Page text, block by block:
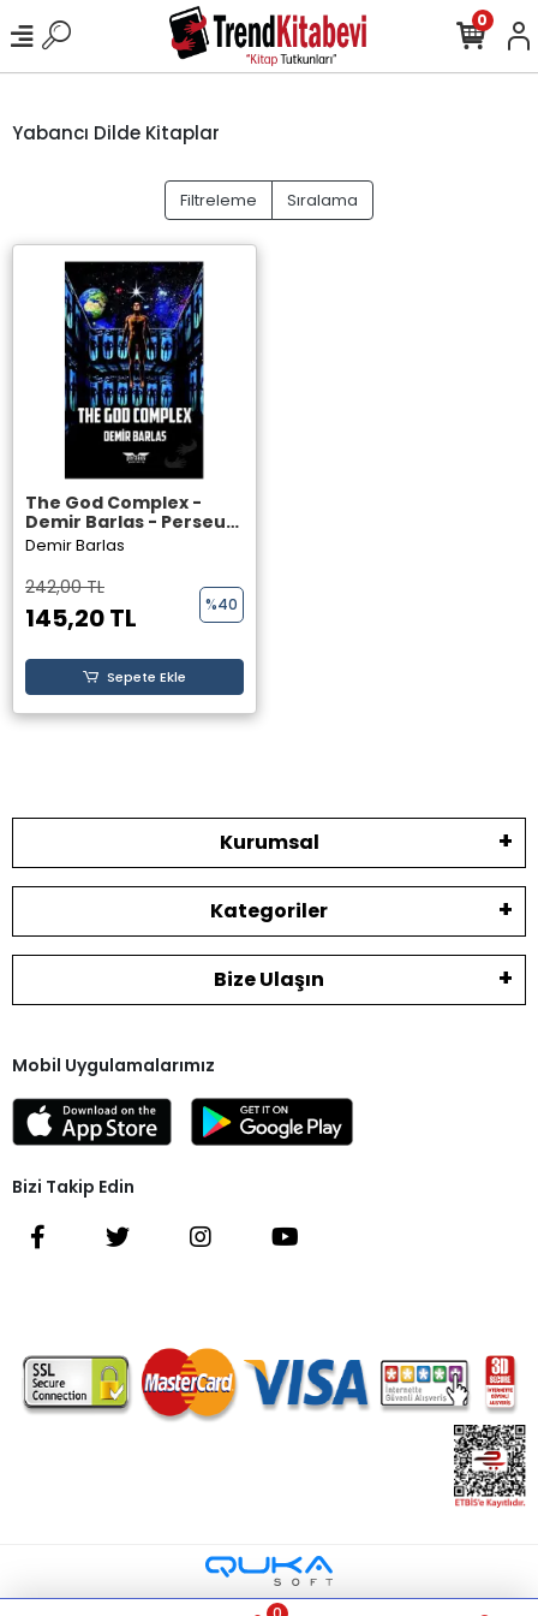
0
Yabancı Dilde Kitaplar
Filtreleme Sıralama
The God Complex -
Demir Barlas - Perseus
Yayınevi -
Demir Barlas
242,00 TL
145,20 TL %40
Sepete Ekle
Kurumsal
Kategoriler
Bize Ulaşın
Mobil Uygulamalarımız
Bizi Takip Edin